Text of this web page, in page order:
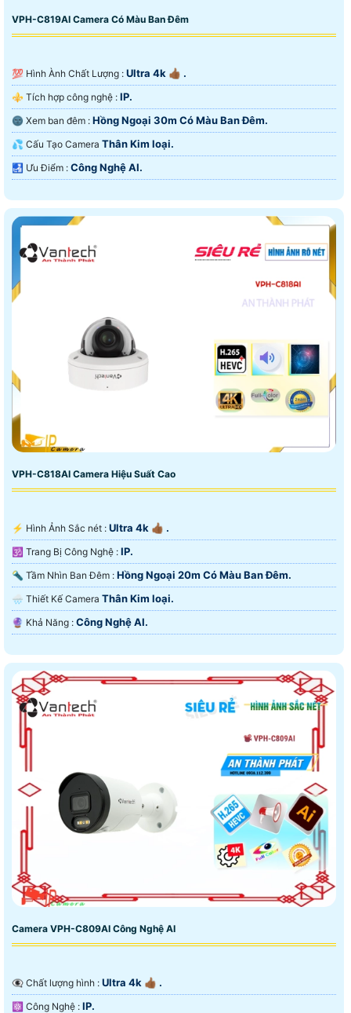
VPH-C819AI Camera Có Màu Ban Đêm
💯 Hình Ành Chất Lượng : Ultra 4k 👍🏾 .
⚜️ Tích hợp công nghệ : IP.
🌚 Xem ban đêm : Hồng Ngoại 30m Có Màu Ban Ðêm.
💦 Cấu Tạo Camera Thân Kim loại.
️🛃 Ưu Điểm : Công Nghệ AI.
VPH-C818AI Camera Hiệu Suất Cao
️⚡ Hình Ảnh Sắc nét : Ultra 4k 👍🏾 .
🕉️ Trang Bị Công Nghệ : IP.
🔦 Tầm Nhìn Ban Đêm : Hồng Ngoại 20m Có Màu Ban Ðêm.
🌧️ Thiết Kế Camera Thân Kim loại.
️🔮 Khả Năng : Công Nghệ AI.
Camera VPH-C809AI Công Nghệ AI
👁️‍🗨 Chất lượng hình : Ultra 4k 👍🏾 .
⚛️ Công Nghệ : IP.